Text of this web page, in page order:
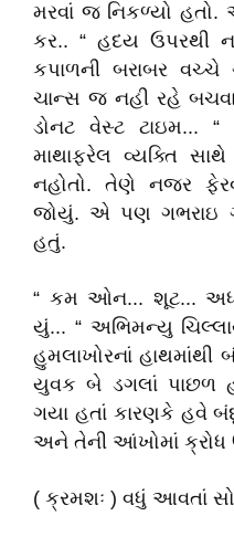
મરવાં જ નિકળ્યો
કર.. “ હદય ઉપરથી
કપાળની બરાબર વચ્ચે
ચાન્સ જ નહી રહે
ડોનટ વેસ્ટ ટાઇમ...
માથાફરેલ વ્યક્તિ
નહોતો. તેણે નજર
જોયું. એ પણ ગભરાઇ
હતું.
“ કમ ઓન... શૂટ...
યું... “ અભિમન્યુ
હુમલાખોરનાં હાથમાંથી
યુવક બે ડગલાં પાછળ
ગયા હતાં કારણકે હવે
અને તેની આંખોમાં ક્રોધ
( ક્રમશઃ ) વધું આવતાં